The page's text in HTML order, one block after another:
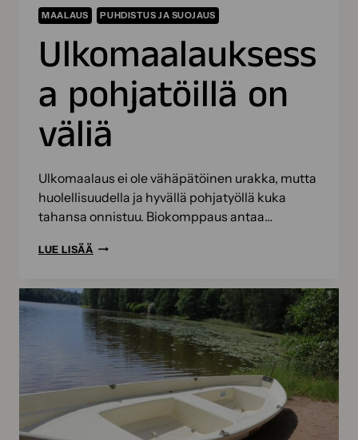
MAALAUS PUHDISTUS JA SUOJAUS
Ulkomaalauksess
a pohjatöillä on
väliä
Ulkomaalaus ei ole vähäpätöinen urakka, mutta
huolellisuudella ja hyvällä pohjatyöllä kuka
tahansa onnistuu. Biokomppaus antaa…
LUE LISÄÄ ULKOMAALAUKSESSA
VÄLIÄ